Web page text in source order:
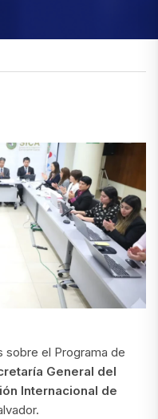
sobre el Programa de
General del
Internacional de